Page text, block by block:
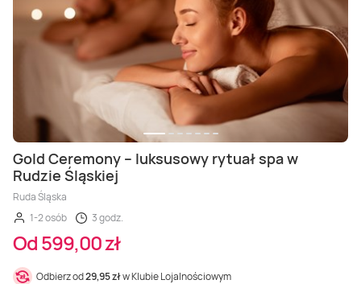
Gold Ceremony – luksusowy rytuał spa w
Rudzie Śląskiej
Ruda Śląska
1-2 osób
3 godz.
Od 599,00 zł
Odbierz od29,95 złw Klubie Lojalnościowym